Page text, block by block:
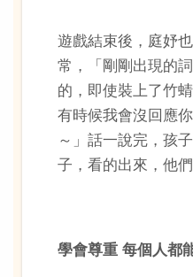
遊戲結束後，庭妤
常，「剛剛出現的
的，即使裝上了竹
有時候我會沒回應
～」話一說完，孩
子，看的出來，他
學會尊重 每個人都